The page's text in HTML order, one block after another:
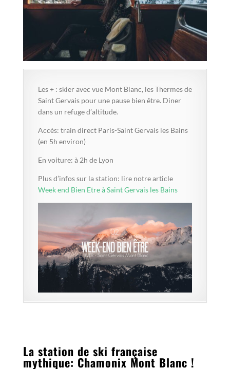
Les + : skier avec vue Mont Blanc, les Thermes de
Saint Gervais pour une pause bien être. Diner
dans un refuge d’altitude.
Accès: train direct Paris-Saint Gervais les Bains
(en 5h environ)
En voiture: à 2h de Lyon
Plus d’infos sur la station: lire notre article
Week end Bien Etre à Saint Gervais les Bains
La station de ski française
mythique: Chamonix Mont Blanc !